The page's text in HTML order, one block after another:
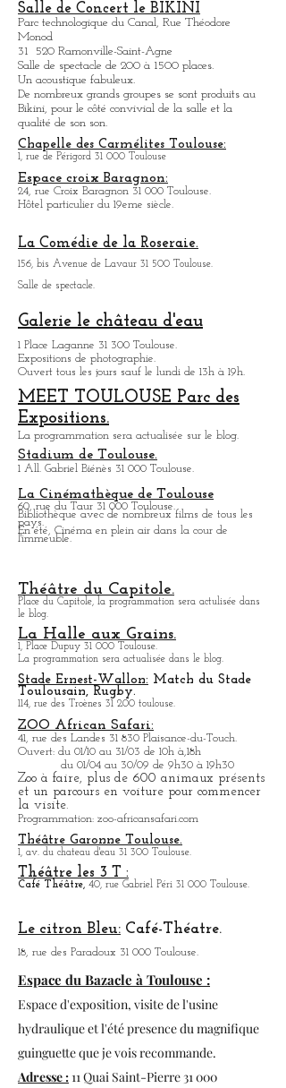
Ouvert tous les jours sauf lundi de 10hà 18h.
Salle de Concert le BIKINI
Parc technologique du Canal, Rue Théodore
Monod
31 520 Ramonville-Saint-Agne
Salle de spectacle de 200 à 1500 places.
Un acoustique fabuleux.
De nombreux grands groupes se sont produits au
Bikini, pour le côté convivial de la salle et la
Chapelle des Carmélites Toulouse:
1, rue de Périgord 31 000 Toulouse
24, rue Croix Baragnon 31 000 Toulouse.
Hôtel particulier du 19eme siècle.
La Comédie de la Roseraie.
Salle de spectacle.
Galerie le château d'eau
1 Place Laganne 31 300 Toulouse.
Expositions de photographie.
Ouvert tous les jours sauf le lundi de 13h à 19h.
MEET TOULOUSE Parc des
Expositions.
Stadium de Toulouse.
1 All. Gabriel Biénès 31 000 Toulouse.
La Cinémathèque de Toulouse
l'immeuble.
Théâtre du Capitole.
Place du Capitole, la programmation sera actulisée dans
le blog.
La Halle aux Grains.
1, Place Dupuy 31 000 Toulouse.
La programmation sera actualisée dans le blog.
Stade Ernest-Wallon:Match du Stade
T oulousain, Rugby.
114, rue des Troènes 31 200 toulouse.
ZOO African Safari:
41, rue des Landes 31 830 Plaisance-du-Touch.
Ouvert: du 01/10 au 31/03 de 10h à,18h
du 01/04 au 30/09 de 9h30 à 19h30
Zoo à faire, plus de 600 animaux présents
et un parcours en voiture pour commencer
la visite.
Programmation: zoo-africansafari.com
Théâtre Garonne Toulouse.
Théâtre les 3 T :
CaféThéâtre, 40, rue Gabriel Péri 31 000 Toulouse.
Le citron Bleu:Café-Théatre.
18, rue des Paradoux 31 000 Toulouse.
Espace du Bazacle à Toulouse :
Espace d'exposition, visite de l'usine
hydraulique et l'été presence du magnifique